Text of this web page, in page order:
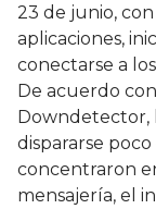
23 de junio,
aplicaciones,
conectarse a
De acuerdo
Downdetector,
dispararse
concentraron
mensajería, el